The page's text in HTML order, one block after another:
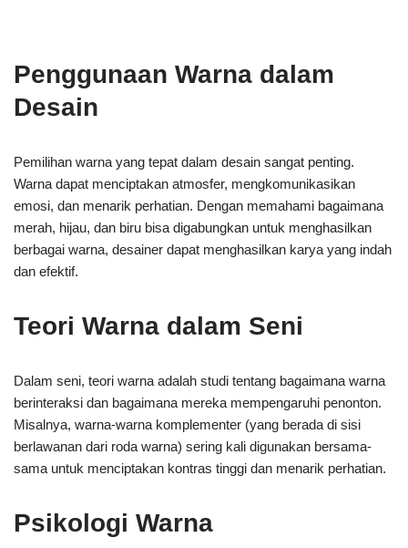
Penggunaan Warna dalam
Desain
Pemilihan warna yang tepat dalam desain sangat penting.
Warna dapat menciptakan atmosfer, mengkomunikasikan
emosi, dan menarik perhatian. Dengan memahami bagaimana
merah, hijau, dan biru bisa digabungkan untuk menghasilkan
berbagai warna, desainer dapat menghasilkan karya yang indah
dan efektif.
Teori Warna dalam Seni
Dalam seni, teori warna adalah studi tentang bagaimana warna
berinteraksi dan bagaimana mereka mempengaruhi penonton.
Misalnya, warna-warna komplementer (yang berada di sisi
berlawanan dari roda warna) sering kali digunakan bersama-
sama untuk menciptakan kontras tinggi dan menarik perhatian.
Psikologi Warna